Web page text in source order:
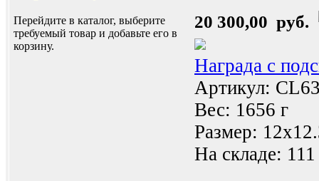
Перейдите в каталог, выберите
требуемый товар и добавьте его в
корзину.
20 300,00 руб.
Награда с
Артикул:
Вес: 1656 г
Размер:
На складе: